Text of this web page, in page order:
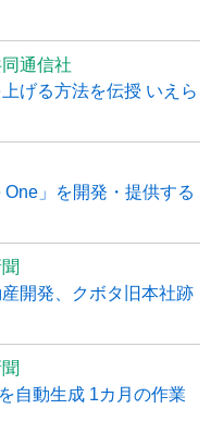
通信社
げる方法を伝授 いえら
」を開発・提供する
開発、クボタ旧本社跡
自動生成 1カ月の作業